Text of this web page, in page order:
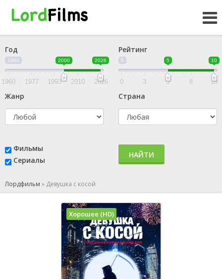
Год
1960 2000 2026
1960 1977 1993 2010 2026
Рейтинг
0 5 10
0 3 5 8 10
Жанр Страна
Фильмы
Сериалы
НАЙТИ
Лордфильм » Девушка с косой
Хорошее (HD)